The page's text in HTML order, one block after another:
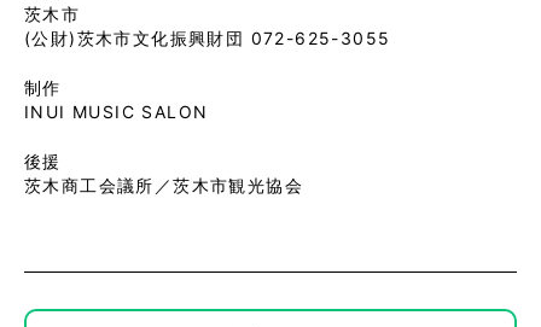
茨木市
(公財)茨木市文化振興財団 072-625-3055
制作
INUI MUSIC SALON
後援
茨木商工会議所／茨木市観光協会